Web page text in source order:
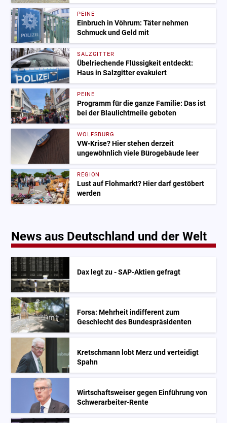
PEINE
Einbruch in Vöhrum: Täter nehmen
Schmuck und Geld mit
SALZGITTER
Übelriechende Flüssigkeit entdeckt:
Haus in Salzgitter evakuiert
PEINE
Programm für die ganze Familie: Das ist
bei der Blaulichtmeile geboten
WOLFSBURG
VW-Krise? Hier stehen derzeit
ungewöhnlich viele Bürogebäude leer
REGION
Lust auf Flohmarkt? Hier darf gestöbert
werden
News aus Deutschland und der Welt
Dax legt zu - SAP-Aktien gefragt
Forsa: Mehrheit indifferent zum
Geschlecht des Bundespräsidenten
Kretschmann lobt Merz und verteidigt
Spahn
Wirtschaftsweiser gegen Einführung von
Schwerarbeiter-Rente